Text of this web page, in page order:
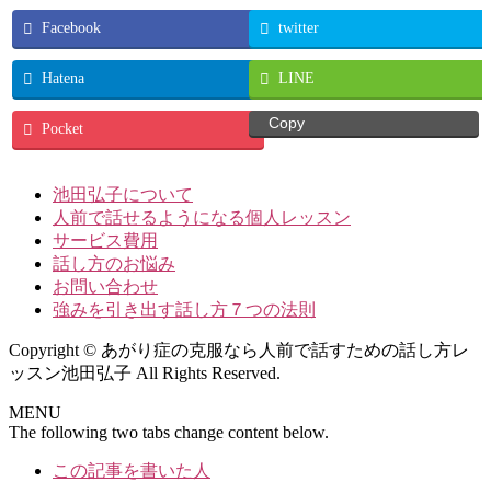
Facebook twitter
Hatena LINE
Pocket Copy
池田弘子について
人前で話せるようになる個人レッスン
サービス費用
話し方のお悩み
お問い合わせ
強みを引き出す話し方７つの法則
Copyright © あがり症の克服なら人前で話すための話し方レ
ッスン池田弘子 All Rights Reserved.
MENU
The following two tabs change content below.
この記事を書いた人